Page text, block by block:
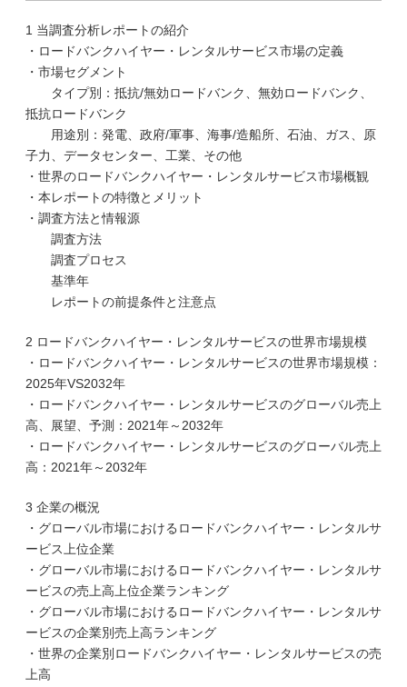
1 当調査分析レポートの紹介
・ロードバンクハイヤー・レンタルサービス市場の定義
・市場セグメント
タイプ別：抵抗/無効ロードバンク、無効ロードバンク、
抵抗ロードバンク
用途別：発電、政府/軍事、海事/造船所、石油、ガス、原
子力、データセンター、工業、その他
・世界のロードバンクハイヤー・レンタルサービス市場概観
・本レポートの特徴とメリット
・調査方法と情報源
調査方法
調査プロセス
基準年
レポートの前提条件と注意点
2 ロードバンクハイヤー・レンタルサービスの世界市場規模
・ロードバンクハイヤー・レンタルサービスの世界市場規模：
2025年VS2032年
・ロードバンクハイヤー・レンタルサービスのグローバル売上
高、展望、予測：2021年～2032年
・ロードバンクハイヤー・レンタルサービスのグローバル売上
高：2021年～2032年
3 企業の概況
・グローバル市場におけるロードバンクハイヤー・レンタルサ
ービス上位企業
・グローバル市場におけるロードバンクハイヤー・レンタルサ
ービスの売上高上位企業ランキング
・グローバル市場におけるロードバンクハイヤー・レンタルサ
ービスの企業別売上高ランキング
・世界の企業別ロードバンクハイヤー・レンタルサービスの売
上高